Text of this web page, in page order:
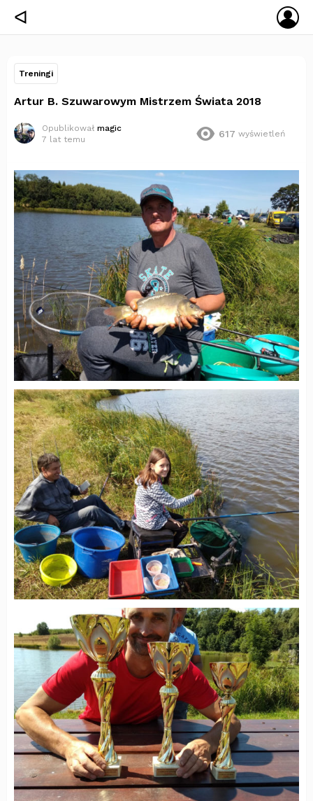
ᐊ
Treningi
Artur B. Szuwarowym Mistrzem Świata 2018
Opublikował magic
7 lat temu
617 wyświetleń